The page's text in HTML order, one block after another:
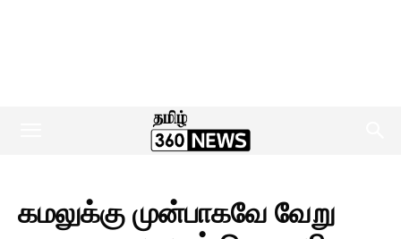
கமலுக்கு முன்பாகவே வேறு